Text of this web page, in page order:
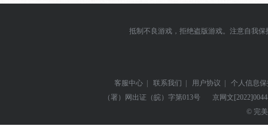
抵制不良游戏，拒绝盗版游戏。注意自我
客服中心 | 联系我们 | 用户协议 |
个人信息
（署）网出证（皖）字第013号
京网文
© 完美